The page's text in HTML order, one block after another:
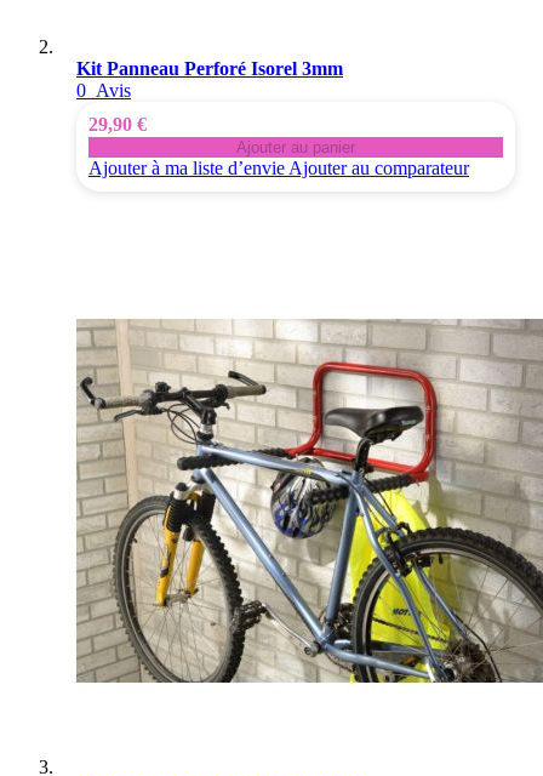
Kit Panneau Perforé Isorel 3mm
0 Avis
29,90 €
Ajouter au panier
Ajouter à ma liste d’envie Ajouter au comparateur